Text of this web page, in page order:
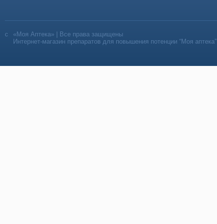
«Моя Аптека» | Все права защищены
Интернет-магазин препаратов для повышения потенции “Моя